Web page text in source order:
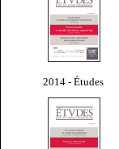
2014 - Études